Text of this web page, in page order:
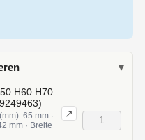
▾
H60 H70
65 mm ·
mm · Breite
↗